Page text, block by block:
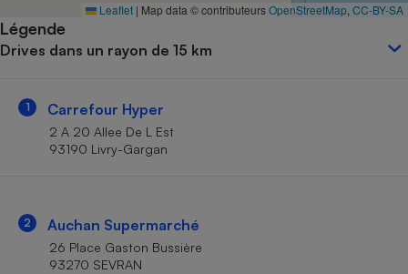
Leaflet | Map data © contributeursOpenStreetMap CC-BY-SA
Légende
Drives dans un rayon de 15 km
1 Carrefour Hyper
2 A 20 Allee De L Est
93190 Livry-Gargan
2 Auchan Supermarché
26 Place Gaston Bussière
93270 SEVRAN
Banque
Matelas